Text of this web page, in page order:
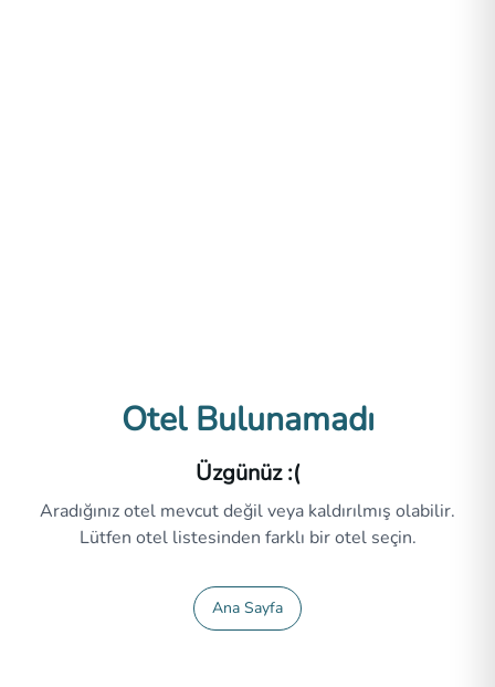
Otel Bulunamadı
Üzgünüz :(
Aradığınız otel mevcut değil veya kaldırılmış olabilir.
Lütfen otel listesinden farklı bir otel seçin.
Ana Sayfa